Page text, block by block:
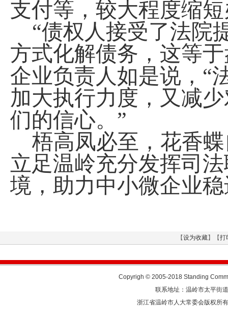
支付等，较大程度缩
“债权人接受了法院
方式化解债务，这等
企业负责人如是说，“
加大执行力度，又减
们的信心。”
梧高凤必至，花香
立足温岭充分发挥司
境，助力中小微企业
【设为收藏】【打
Copyrigh © 2005-2018 Standing
联系地址：温岭市太平
浙江省温岭市人大常委会版权所